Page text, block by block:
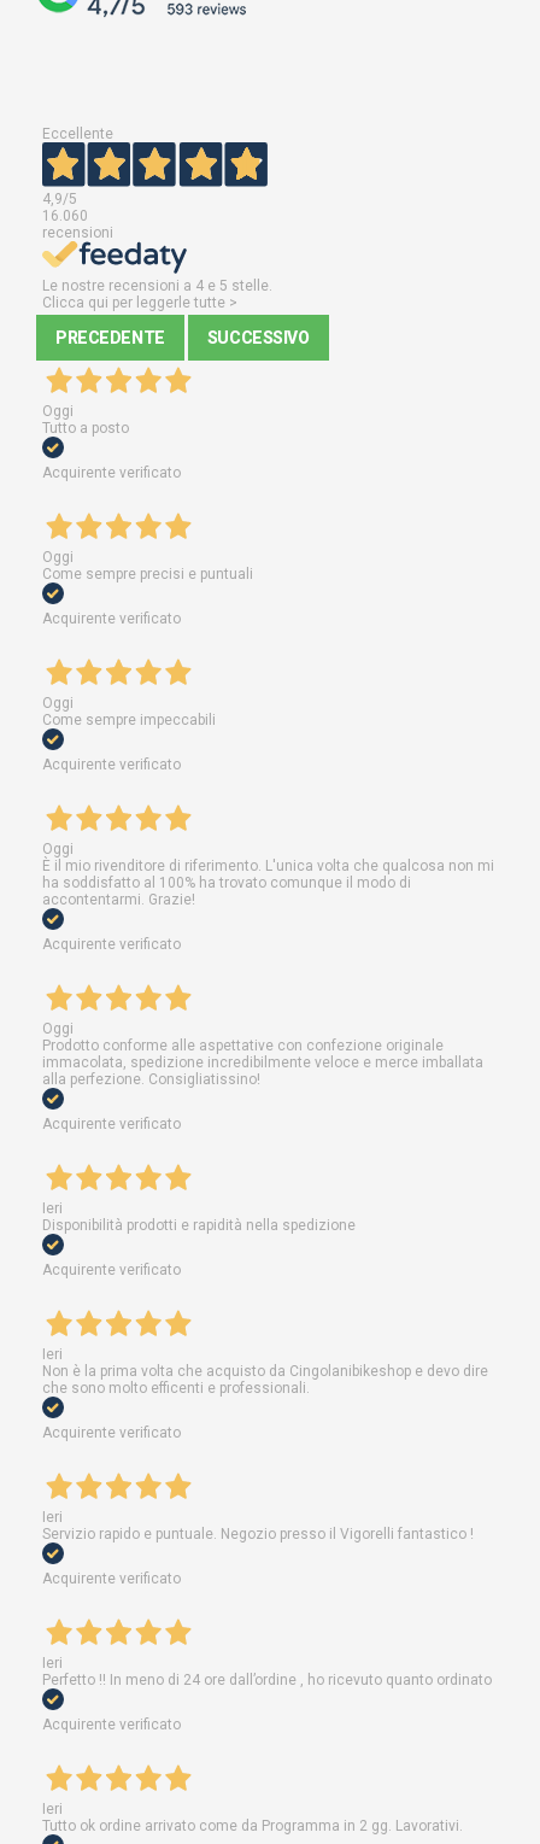
Eccellente
4,9/5
16.060
recensioni
Le nostre recensioni a 4 e 5 stelle.
Clicca qui per leggerle tutte >
PRECEDENTE SUCCESSIVO
Oggi
Tutto a posto
Acquirente verificato
Oggi
Come sempre precisi e puntuali
Acquirente verificato
Oggi
Come sempre impeccabili
Acquirente verificato
Oggi
È il mio rivenditore di riferimento. L'unica volta che qualcosa non mi
ha soddisfatto al 100% ha trovato comunque il modo di
accontentarmi. Grazie!
Acquirente verificato
Oggi
Prodotto conforme alle aspettative con confezione originale
immacolata, spedizione incredibilmente veloce e merce imballata
alla perfezione. Consigliatissino!
Acquirente verificato
Ieri
Disponibilità prodotti e rapidità nella spedizione
Acquirente verificato
Ieri
Non è la prima volta che acquisto da Cingolanibikeshop e devo dire
che sono molto efficenti e professionali.
Acquirente verificato
Ieri
Servizio rapido e puntuale. Negozio presso il Vigorelli fantastico !
Acquirente verificato
Ieri
Perfetto !! In meno di 24 ore dall’ordine , ho ricevuto quanto ordinato
Acquirente verificato
Ieri
Tutto ok ordine arrivato come da Programma in 2 gg. Lavorativi.